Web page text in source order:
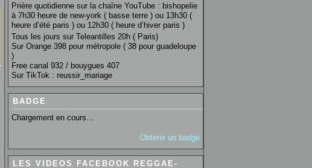
Prière quotidienne sur la chaîne YouTube : bishopelie
à 7h30 heure de new-york ( basse terre ) ou 13h30 (
heure d’été paris ) ou 12h30 ( heure d’hiver paris )
Tous les jours sur Teleantilles 20h ( Paris)
Sur Orange 398 pour métropole ( 38 pour guadeloupe
)
Free canal 932 / bouygues 407
Sur TikTok : reussir_mariage
BADGE
Chargement en cours…
Obtenir un badge
LES VIDEOS FACEBOOK REGGAE-